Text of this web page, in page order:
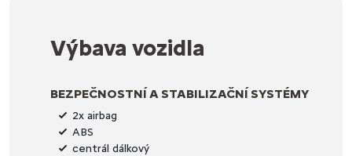
Výbava vozidla
BEZPEČNOSTNÍ A STABILIZAČNÍ SYSTÉMY
2x airbag
ABS
centrál dálkový